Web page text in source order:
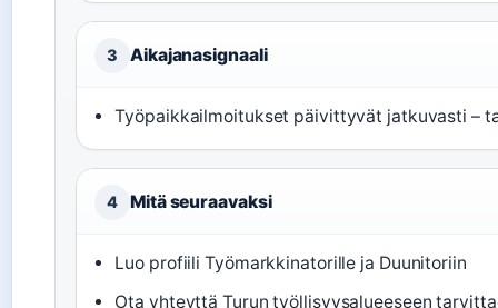
3 Aikajanasignaali
Työpaikkailmoitukset päivittyvät jatkuvasti –
4 Mitä seuraavaksi
Luo profiili Työmarkkinatorille ja Duunitoriin
Ota yhteyttä Turun työllisyysalueeseen